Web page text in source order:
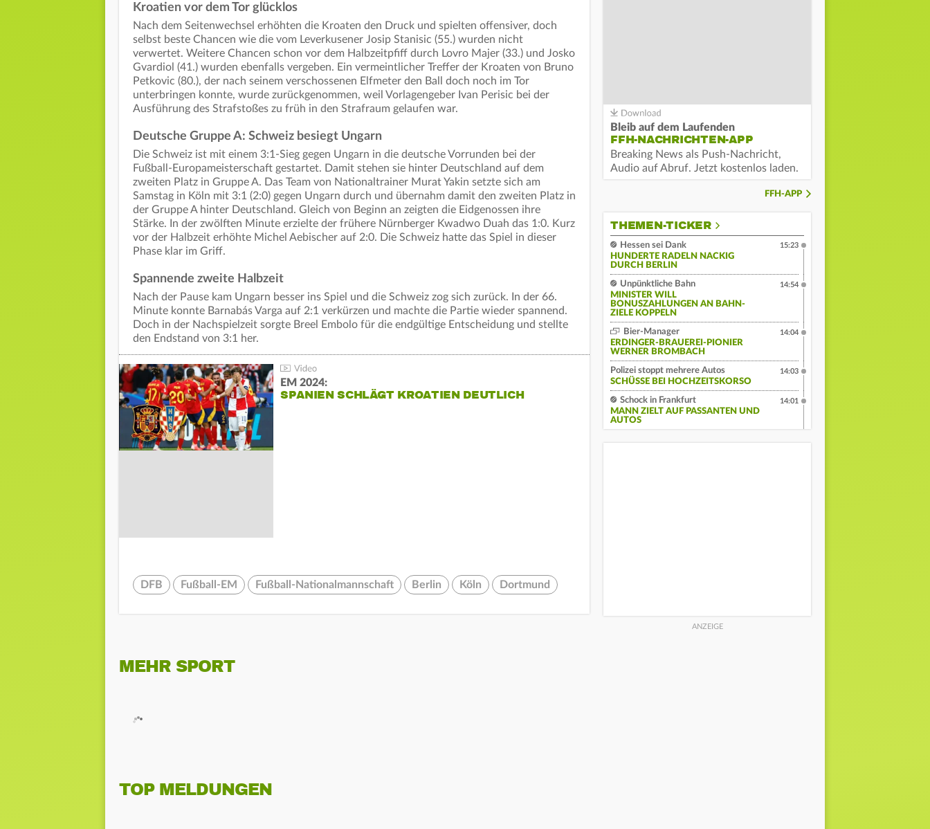
Kroatien vor dem Tor glücklos
Nach dem Seitenwechsel erhöhten die Kroaten den Druck und spielten offensiver, doch
selbst beste Chancen wie die vom Leverkusener Josip Stanisic (55.) wurden nicht
verwertet. Weitere Chancen schon vor dem Halbzeitpfiff durch Lovro Majer (33.) und Josko
Gvardiol (41.) wurden ebenfalls vergeben. Ein vermeintlicher Treffer der Kroaten von Bruno
Petkovic (80.), der nach seinem verschossenen Elfmeter den Ball doch noch im Tor
unterbringen konnte, wurde zurückgenommen, weil Vorlagengeber Ivan Perisic bei der
Ausführung des Strafstoßes zu früh in den Strafraum gelaufen war.
Deutsche Gruppe A: Schweiz besiegt Ungarn
Die Schweiz ist mit einem 3:1-Sieg gegen Ungarn in die deutsche Vorrunden bei der
Fußball-Europameisterschaft gestartet. Damit stehen sie hinter Deutschland auf dem
zweiten Platz in Gruppe A. Das Team von Nationaltrainer Murat Yakin setzte sich am
Samstag in Köln mit 3:1 (2:0) gegen Ungarn durch und übernahm damit den zweiten Platz in
der Gruppe A hinter Deutschland. Gleich von Beginn an zeigten die Eidgenossen ihre
Stärke. In der zwölften Minute erzielte der frühere Nürnberger Kwadwo Duah das 1:0. Kurz
vor der Halbzeit erhöhte Michel Aebischer auf 2:0. Die Schweiz hatte das Spiel in dieser
Phase klar im Griff.
Spannende zweite Halbzeit
Nach der Pause kam Ungarn besser ins Spiel und die Schweiz zog sich zurück. In der 66.
Minute konnte Barnabás Varga auf 2:1 verkürzen und machte die Partie wieder spannend.
Doch in der Nachspielzeit sorgte Breel Embolo für die endgültige Entscheidung und stellte
den Endstand von 3:1 her.
EM 2024:
SPANIEN SCHLÄGT KROATIEN DEUTLICH
DFB Fußball-EM Fußball-Nationalmannschaft Berlin Köln Dortmund
Bleib auf dem Laufenden
FFH-NACHRICHTEN-APP
Breaking News als Push-Nachricht,
Audio auf Abruf. Jetzt kostenlos laden.
FFH-APP
THEMEN-TICKER
Hessen sei Dank
HUNDERTE RADELN NACKIG
DURCH BERLIN
15:23
Unpünktliche Bahn
MINISTER WILL
BONUSZAHLUNGEN AN BAHN-
ZIELE KOPPELN
14:54
Bier-Manager
ERDINGER-BRAUEREI-PIONIER
WERNER BROMBACH
14:04
Polizei stoppt mehrere Autos
SCHÜSSE BEI HOCHZEITSKORSO
14:03
Schock in Frankfurt
MANN ZIELT AUF PASSANTEN UND
AUTOS
14:01
MEHR SPORT
TOP MELDUNGEN